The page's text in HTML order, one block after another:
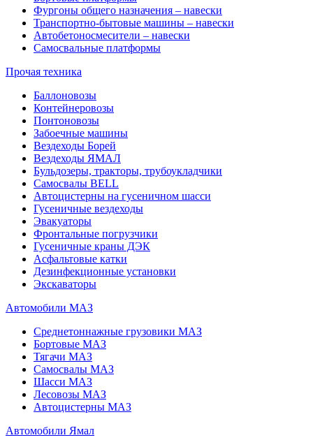
Фургоны общего назначения – навески
Транспортно-бытовые машины – навески
Автобетоносмесители – навески
Самосвальные платформы
Прочая техника
Баллоновозы
Контейнеровозы
Понтоновозы
Забоечные машины
Вездеходы Борей
Вездеходы ЯМАЛ
Бульдозеры, тракторы, трубоукладчики
Самосвалы BELL
Автоцистерны на гусеничном шасси
Гусеничные вездеходы
Эвакуаторы
Фронтальные погрузчики
Гусеничные краны ДЭК
Асфальтовые катки
Дезинфекционные установки
Экскаваторы
Автомобили МАЗ
Среднетоннажные грузовики МАЗ
Бортовые МАЗ
Тягачи МАЗ
Самосвалы МАЗ
Шасси МАЗ
Лесовозы МАЗ
Автоцистерны МАЗ
Автомобили Ямал